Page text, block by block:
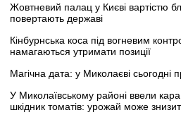
Жовтневий палац у Києві вартістю
повертають державі
Кінбурнська коса під вогневим
намагаються утримати позиції
Магічна дата: у Миколаєві сьогодні
У Миколаївському районі ввели
шкідник томатів: урожай може